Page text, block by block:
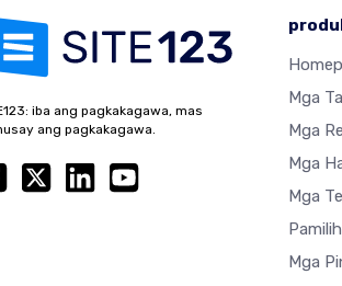
iba ang pagkakagawa, mas
ang pagkakagawa.
Mga
Mga
Mga
Mga
Mga